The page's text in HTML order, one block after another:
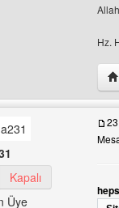
Hz.
Kullanıcının
Kapalı
Üye